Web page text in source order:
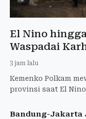
El Nino
Waspadai
3 jam lalu
Kemenko Polkam
provinsi saat El
Bandung-Jakarta